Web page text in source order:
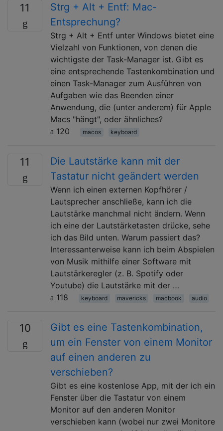
11
Strg + Alt + Entf: Mac-
Entsprechung?
Strg + Alt + Entf unter Windows bietet eine
Vielzahl von Funktionen, von denen die
wichtigste der Task-Manager ist. Gibt es
eine entsprechende Tastenkombination und
einen Task-Manager zum Ausführen von
Aufgaben wie das Beenden einer
Anwendung, die (unter anderem) für Apple
Macs "hängt", oder ähnliches?
120
macos keyboard
11
Die Lautstärke kann mit der
Tastatur nicht geändert werden
Wenn ich einen externen Kopfhörer /
Lautsprecher anschließe, kann ich die
Lautstärke manchmal nicht ändern. Wenn
ich eine der Lautstärketasten drücke, sehe
ich das Bild unten. Warum passiert das?
Interessanterweise kann ich beim Abspielen
von Musik mithilfe einer Software mit
Lautstärkeregler (z. B. Spotify oder
Youtube) die Lautstärke mit der …
118
keyboard mavericks macbook audio
10
Gibt es eine Tastenkombination,
um ein Fenster von einem Monitor
auf einen anderen zu
verschieben?
Gibt es eine kostenlose App, mit der ich ein
Fenster über die Tastatur von einem
Monitor auf den anderen Monitor
verschieben kann (wobei nur zwei Monitore